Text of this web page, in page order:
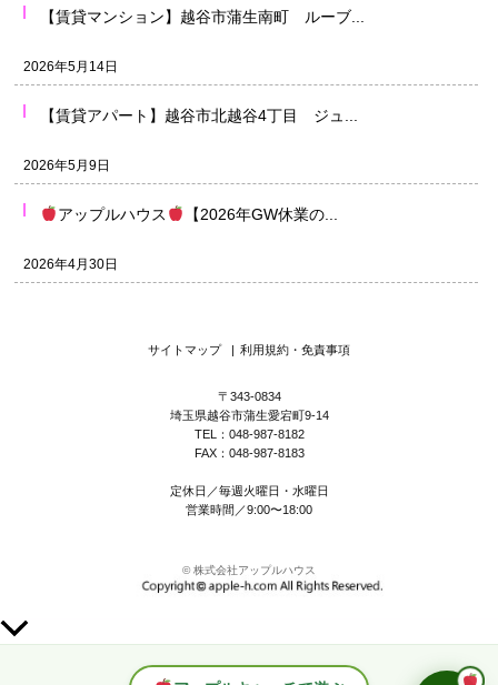
【賃貸マンション】越谷市蒲生南町 ルーブ...
2026年5月14日
【賃貸アパート】越谷市北越谷4丁目 ジュ...
2026年5月9日
アップルハウス 【2026年GW休業の...
2026年4月30日
サイトマップ | 利用規約・免責事項
〒343-0834
埼玉県越谷市蒲生愛宕町9-14
TEL：048-987-8182
FAX：048-987-8183
定休日／毎週火曜日・水曜日
営業時間／9:00〜18:00
© 株式会社アップルハウス